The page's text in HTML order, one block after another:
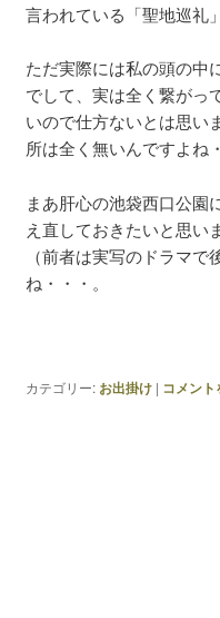
言われている「聖地巡礼
ただ実際には私の頭の中
でして、実は全く繋がっ
いので仕方ないとは思い
所は全く無いんですよね
まあ肝心の池袋西口公園
え直しておきたいと思い
（前者は実写のドラマ
ね・・・。
カテゴリー: お出掛け | コメン